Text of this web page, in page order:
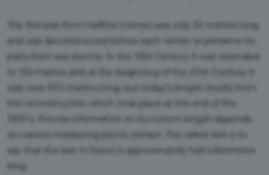
The first pier from Haffner’s times was only 30 metres long
and was deconstructed before each winter to preserve its
parts from sea storms. In the 19th Century it was extended
to 150 metres and at the beginning of the 20th Century it
was over 300 metres long, but today’s length results from
the reconstruction which took place at the end of the
1920’s. Precise information on its current length depends
on various measuring points chosen. The safest bet is to
say that the pier in Sopot is approximately half a kilometre